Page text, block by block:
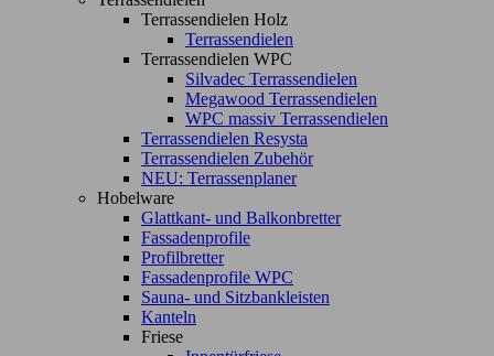
Terrassendielen Holz
Terrassendielen
Terrassendielen WPC
Silvadec Terrassendielen
Megawood Terrassendielen
WPC massiv Terrassendielen
Terrassendielen Resysta
Terrassendielen Zubehör
NEU: Terrassenplaner
Hobelware
Glattkant- und Balkonbretter
Fassadenprofile
Profilbretter
Fassadenprofile WPC
Sauna- und Sitzbankleisten
Kanteln
Friese